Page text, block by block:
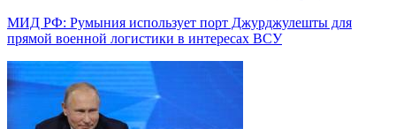
МИД РФ: Румыния использует порт Джурджулешты для
прямой военной логистики в интересах ВСУ